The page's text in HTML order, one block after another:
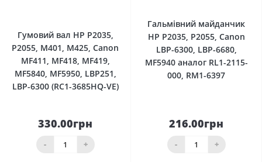
Гумовий вал HP P2035,
P2055, M401, M425, Canon
MF411, MF418, MF419,
MF5840, MF5950, LBP251,
LBP-6300 (RC1-3685HQ-VE)
330.00грн
- +
Гальмівний майданчик
HP P2035, P2055, Canon
LBP-6300, LBP-6680,
MF5940 аналог RL1-2115-
000, RM1-6397
216.00грн
- +